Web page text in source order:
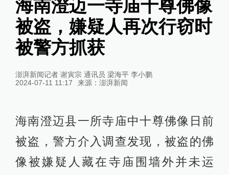
海南澄迈一寺庙十尊佛像
被盗，嫌疑人再次行窃时
被警方抓获
澎湃新闻记者 谢寅宗 通讯员 梁海平 李小鹏
2024-07-11 11:17
来源： 澎湃新闻
海南澄迈县一所寺庙中十尊佛像日前
被盗，警方介入调查发现，被盗的佛
像被嫌疑人藏在寺庙围墙外并未运